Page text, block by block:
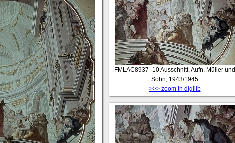
FMLAC8937_10Ausschnitt, Aufn. Müller und
Sohn, 1943/1945
>>> zoom in digilib